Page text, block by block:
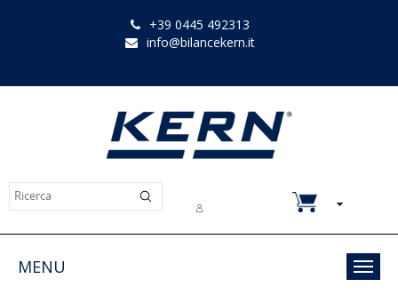
+39 0445 492313
info@bilancekern.it
MENU